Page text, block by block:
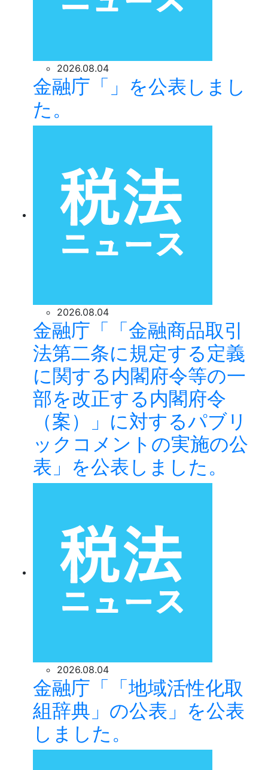
2026.08.04
金融庁「」を公表しまし
た。
2026.08.04
金融庁「「金融商品取引
法第二条に規定する定義
に関する内閣府令等の一
部を改正する内閣府令
（案）」に対するパブリ
ックコメントの実施の公
表」を公表しました。
2026.08.04
金融庁「「地域活性化取
組辞典」の公表」を公表
しました。